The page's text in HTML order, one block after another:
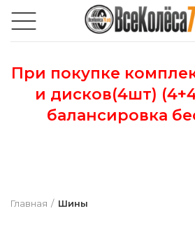
При покупке
и дисков(4шт)
балансировка
Главная Шины